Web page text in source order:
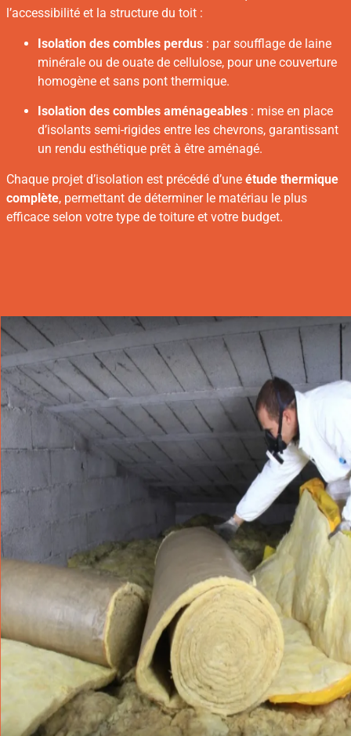
l’accessibilité et la structure du toit :
Isolation des combles perdus : par soufflage de laine
minérale ou de ouate de cellulose, pour une couverture
homogène et sans pont thermique.
Isolation des combles aménageables : mise en place
d’isolants semi-rigides entre les chevrons, garantissant
un rendu esthétique prêt à être aménagé.
Chaque projet d’isolation est précédé d’une étude thermique
complète, permettant de déterminer le matériau le plus
efficace selon votre type de toiture et votre budget.